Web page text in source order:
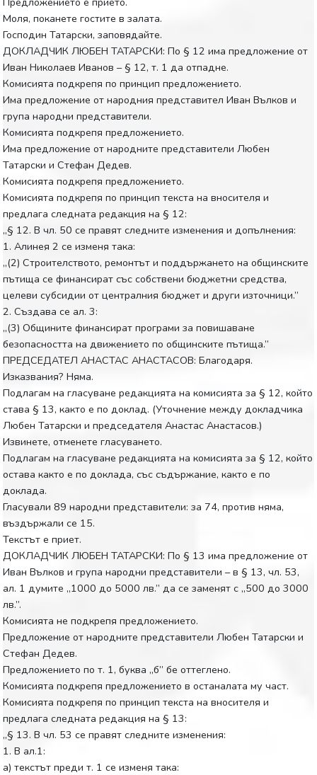
Моля, поканете гостите в залата.
Господин Татарски, заповядайте.
ДОКЛАДЧИК ЛЮБЕН ТАТАРСКИ: По § 12 има предложение от
Иван Николаев Иванов – § 12, т. 1 да отпадне.
Комисията подкрепя по принцип предложението.
Има предложение от народния представител Иван Вълков и
група народни представители.
Комисията подкрепя предложението.
Има предложение от народните представители Любен
Татарски и Стефан Дедев.
Комисията подкрепя предложението.
Комисията подкрепя по принцип текста на вносителя и
предлага следната редакция на § 12:
„§ 12. В чл. 50 се правят следните изменения и допълнения:
1. Алинея 2 се изменя така:
„(2) Строителството, ремонтът и поддържането на общинските
пътища се финансират със собствени бюджетни средства,
целеви субсидии от централния бюджет и други източници.”
2. Създава се ал. 3:
„(3) Общините финансират програми за повишаване
безопасността на движението по общинските пътища.”
ПРЕДСЕДАТЕЛ АНАСТАС АНАСТАСОВ: Благодаря.
Изказвания? Няма.
Подлагам на гласуване редакцията на комисията за § 12, който
става § 13, както е по доклад. (Уточнение между докладчика
Любен Татарски и председателя Анастас Анастасов.)
Извинете, отменете гласуването.
Подлагам на гласуване редакцията на комисията за § 12, който
остава както е по доклада, със съдържание, както е по
доклада.
Гласували 89 народни представители: за 74, против няма,
въздържали се 15.
Текстът е приет.
ДОКЛАДЧИК ЛЮБЕН ТАТАРСКИ: По § 13 има предложение от
Иван Вълков и група народни представители – в § 13, чл. 53,
ал. 1 думите „1000 до 5000 лв.” да се заменят с „500 до 3000
лв.”.
Комисията не подкрепя предложението.
Предложение от народните представители Любен Татарски и
Стефан Дедев.
Предложението по т. 1, буква „б” бе оттеглено.
Комисията подкрепя предложението в останалата му част.
Комисията подкрепя по принцип текста на вносителя и
предлага следната редакция на § 13:
„§ 13. В чл. 53 се правят следните изменения:
1. В ал.1:
а) текстът преди т. 1 се изменя така: